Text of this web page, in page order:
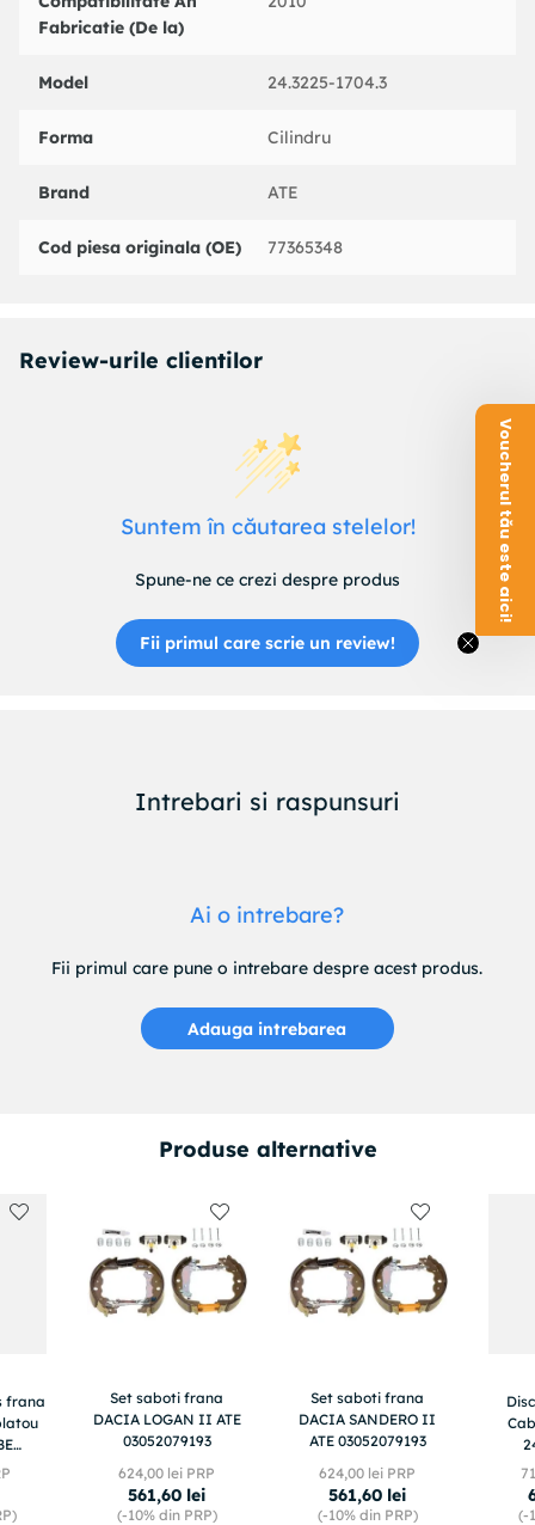
Fabricatie (De la)
Model 24.3225-1704.3
Forma Cilindru
Brand ATE
Cod piesa originala (OE) 77365348
Review-urile clientilor
Suntem în căutarea stelelor!
Spune-ne ce crezi despre produs
Fii primul care scrie un review!
Intrebari si raspunsuri
Ai o intrebare?
Fii primul care pune o intrebare despre acest produs.
Adauga intrebarea
Produse alternative
frana
Set saboti frana
DACIA LOGAN II ATE
03052079193
624,00 lei PRP
561,60 lei
(-10%din PRP)
Set saboti frana
DACIA SANDERO II
ATE 03052079193
624,00 lei PRP
561,60 lei
(-10%din PRP) (-
Voucherul tău este aici!